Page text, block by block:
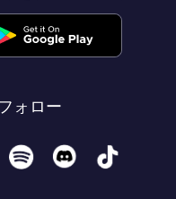
ォロー
spotify discord tiktok